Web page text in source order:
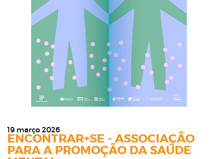
19 março 2026
ENCONTRAR+SE - ASSOCIAÇÃO
PARA A PROMOÇÃO DA SAÚDE